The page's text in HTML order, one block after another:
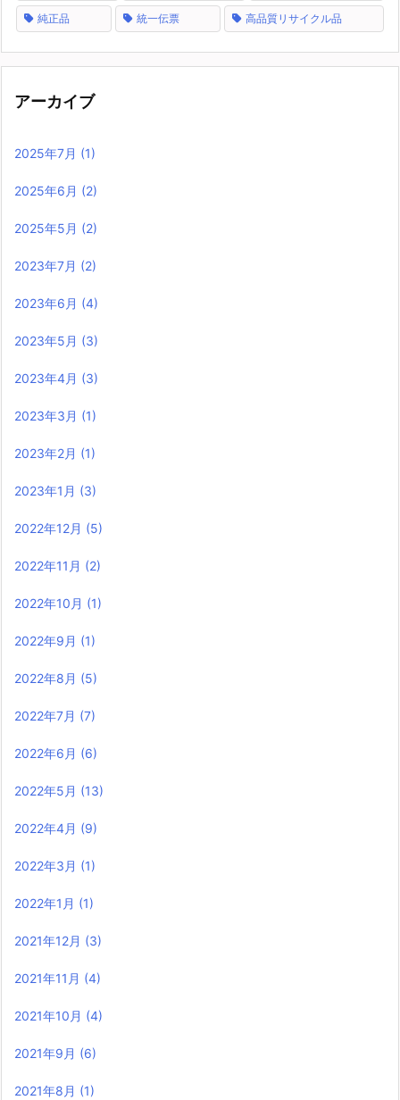
純正品 統一伝票 高品質リサイクル品
アーカイブ
2025年7月 (1)
2025年6月 (2)
2025年5月 (2)
2023年7月 (2)
2023年6月 (4)
2023年5月 (3)
2023年4月 (3)
2023年3月 (1)
2023年2月 (1)
2023年1月 (3)
2022年12月 (5)
2022年11月 (2)
2022年10月 (1)
2022年9月 (1)
2022年8月 (5)
2022年7月 (7)
2022年6月 (6)
2022年5月 (13)
2022年4月 (9)
2022年3月 (1)
2022年1月 (1)
2021年12月 (3)
2021年11月 (4)
2021年10月 (4)
2021年9月 (6)
2021年8月 (1)